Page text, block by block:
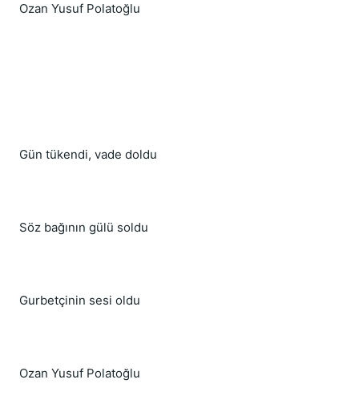
Ozan Yusuf Polatoğlu
Gün tükendi, vade doldu
Söz bağının gülü soldu
Gurbetçinin sesi oldu
Ozan Yusuf Polatoğlu